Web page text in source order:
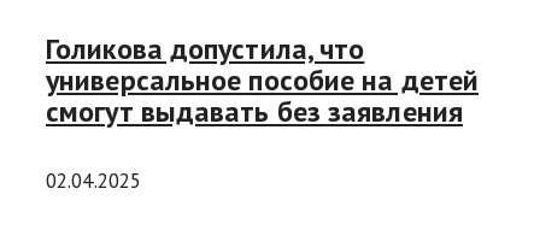
Голикова допустила, что
универсальное пособие на детей
смогут выдавать без заявления
02.04.2025